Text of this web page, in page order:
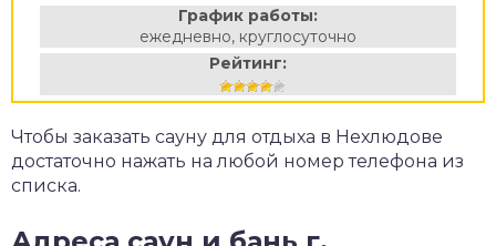
График работы:
ежедневно, круглосуточно
Рейтинг:
Чтобы заказать сауну для отдыха в Нехлюдове
достаточно нажать на любой номер телефона из
списка.